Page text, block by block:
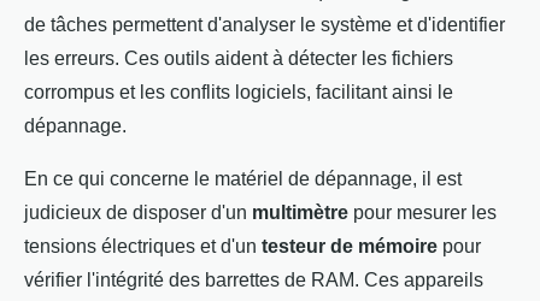
de tâches permettent d'analyser le système et d'identifier
les erreurs. Ces outils aident à détecter les fichiers
corrompus et les conflits logiciels, facilitant ainsi le
dépannage.
En ce qui concerne le matériel de dépannage, il est
judicieux de disposer d'un multimètre pour mesurer les
tensions électriques et d'un testeur de mémoire pour
vérifier l'intégrité des barrettes de RAM. Ces appareils